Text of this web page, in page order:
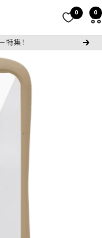
0 0
特集！
次